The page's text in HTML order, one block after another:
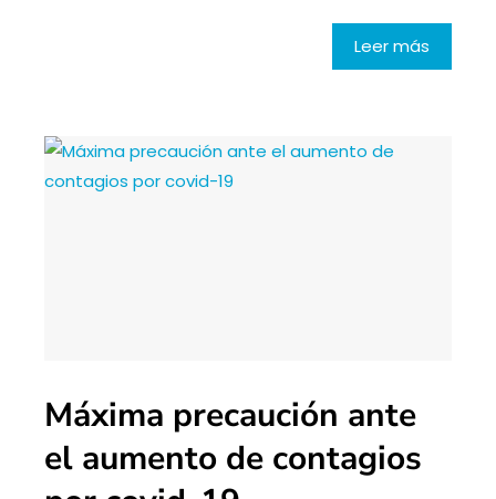
Leer más
Máxima precaución ante
el aumento de contagios